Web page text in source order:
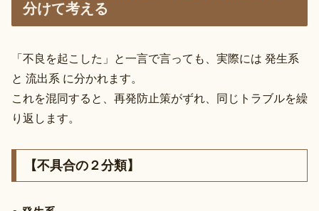
分けて考える
「不良を起こした」と一言で言っても、実際には 発生系
と 流出系 に分かれます。
これを混同すると、再発防止策がずれ、同じトラブルを繰
り返します。
【不具合の２分類】